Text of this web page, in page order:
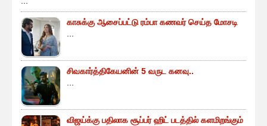
காசுக்கு ஆசைப்பட்டு ரம்பா கணவர் செய்த மோசடி
...
சிவகார்த்திகேயனின் 5 வருட கனவு..
...
விஜய்க்கு பதிலாக சூப்பர் ஹிட் படத்தில் களமிறங்கும்